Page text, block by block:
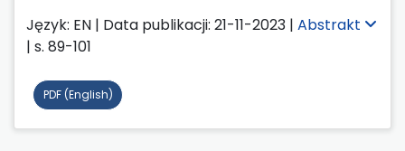
Język: EN | Data publikacji: 21-11-2023 | Abstrakt
| s. 89-101
PDF (English)